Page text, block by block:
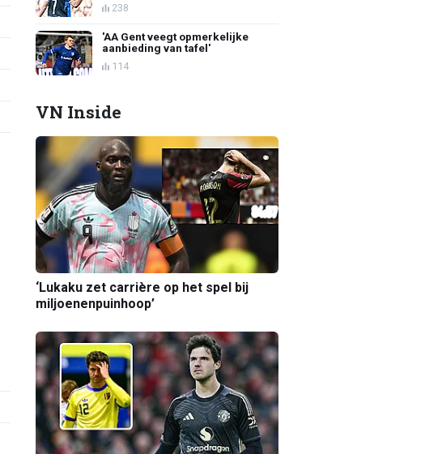
238
'AA Gent veegt opmerkelijke
aanbieding van tafel'
114
VN Inside
‘Lukaku zet carrière op het spel bij
miljoenenpuinhoop’